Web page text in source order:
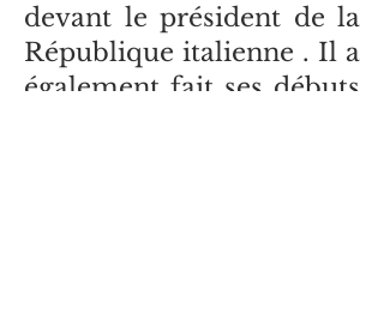
devant le président de la
République italienne . Il a
également fait ses débuts